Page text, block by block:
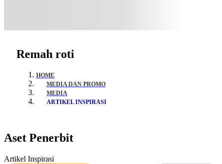
Remah roti
HOME
MEDIA DAN PROMO
MEDIA
ARTIKEL INSPIRASI
Aset Penerbit
Artikel Inspirasi